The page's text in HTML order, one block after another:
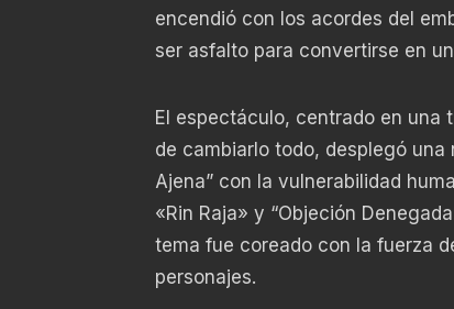
encendió con los acordes del
ser asfalto para convertirse en
El espectáculo, centrado en una
de cambiarlo todo, desplegó
Ajena” con la vulnerabilidad
«Rin Raja» y “Objeción
tema fue coreado con la fuerza
personajes.